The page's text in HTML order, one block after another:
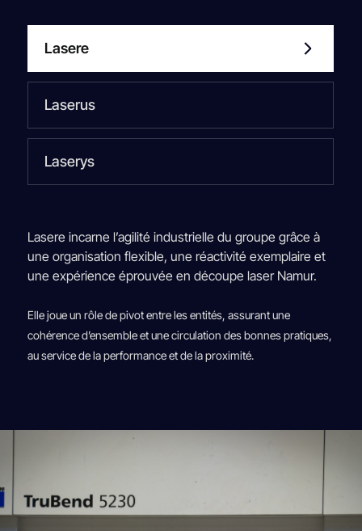
Lasere
Laserus
Laserys
Lasere incarne l’agilité industrielle du groupe grâce à
une organisation flexible, une réactivité exemplaire et
une expérience éprouvée en découpe laser Namur.
Elle joue un rôle de pivot entre les entités, assurant une
cohérence d’ensemble et une circulation des bonnes pratiques,
au service de la performance et de la proximité.